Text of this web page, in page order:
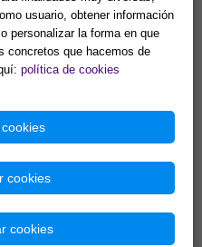
...
13,46 €
usuario, obtener información
personalizar la forma en que
concretos que hacemos de
política de cookies
cookies
cookies